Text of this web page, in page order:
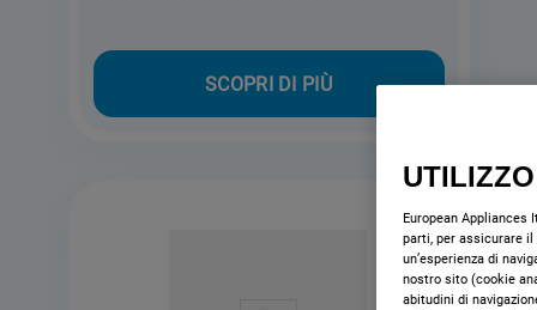
SCOPRI DI PIÙ
European Appliances
parti, per assicurare
un’esperienza di
nostro sito (cookie
abitudini di